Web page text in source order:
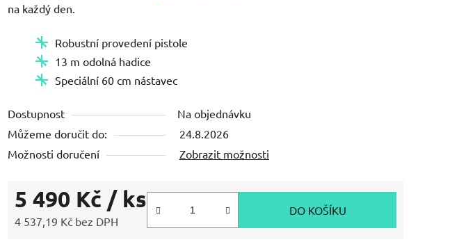
je
hvězdiček.
na každý den.
Robustní provedení pistole
13 m odolná hadice
Speciální 60 cm nástavec
Dostupnost
Na objednávku
Můžeme doručit do:
24.8.2026
Možnosti doručení
Zobrazit možnosti
5 490 Kč / ks
4 537,19 Kč bez DPH
DO KOŠÍKU